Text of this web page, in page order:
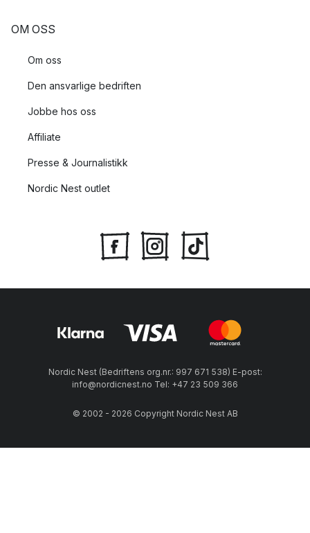
OM OSS
Om oss
Den ansvarlige bedriften
Jobbe hos oss
Affiliate
Presse & Journalistikk
Nordic Nest outlet
Nordic Nest (Bedriftens org.nr.: 997 671 538) E-post:
info@nordicnest.no Tel: +47 23 509 366
© 2002 - 2026 Copyright Nordic Nest AB